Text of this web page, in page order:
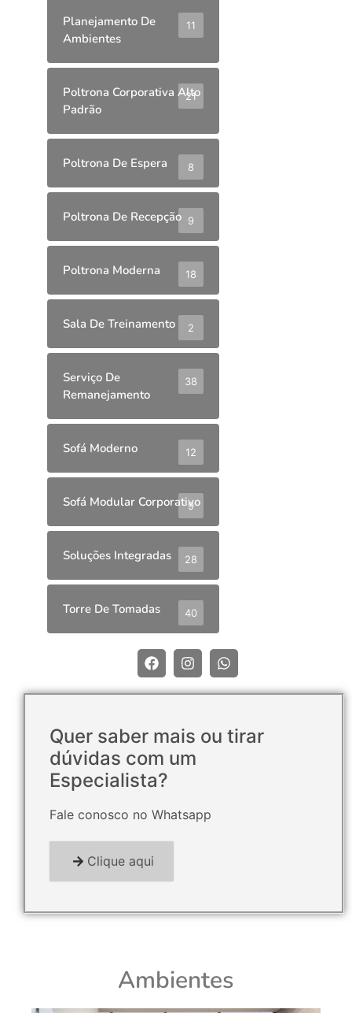
Planejamento De
Ambientes
11
Poltrona Corporativa Alto
Padrão
21
Poltrona De Espera 8
Poltrona De Recepção 9
Poltrona Moderna 18
Sala De Treinamento 2
Serviço De
Remanejamento
38
Sofá Moderno 12
Sofá Modular Corporativo
9
Soluções Integradas 28
Torre De Tomadas 40
Quer saber mais ou tirar
dúvidas com um
Especialista?
Fale conosco no Whatsapp
Clique aqui
Ambientes